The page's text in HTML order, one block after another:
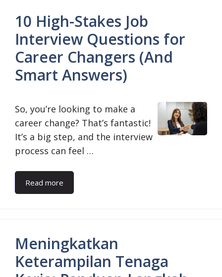
10 High-Stakes Job
Interview Questions for
Career Changers (And
Smart Answers)
So, you’re looking to make a
career change? That’s fantastic!
It’s a big step, and the interview
process can feel …
Read more
Meningkatkan
Keterampilan Tenaga